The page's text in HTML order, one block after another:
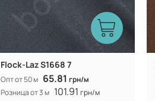
Flock-Laz S1668 7
Опт от 50 м 65.81 грн/м
Розница от 3 м 101.91 грн/м